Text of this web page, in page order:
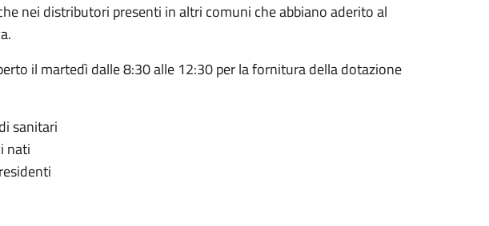
nei distributori presenti in altri comuni che abbiano aderito al
il martedì dalle 8:30 alle 12:30 per la fornitura della dotazione
sanitari
nati